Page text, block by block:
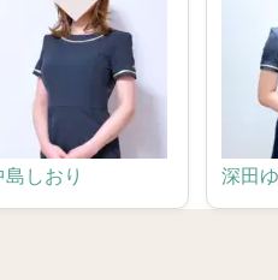
島しおり 深田